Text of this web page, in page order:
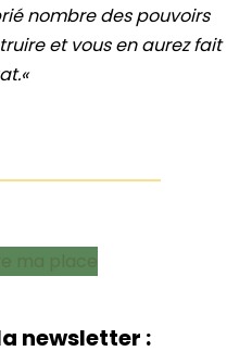
nombre des pouvoirs
et vous en aurez fait
«
newsletter :